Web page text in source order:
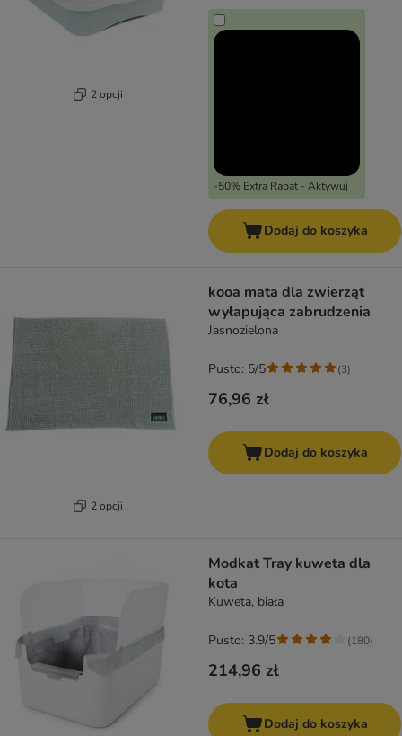
2 opcji
-50% Extra Rabat - Aktywuj
Dodaj do koszyka
2 opcji
kooa mata dla zwierząt
wyłapująca zabrudzenia
Jasnozielona
76,96 zł
Pusto: 5/5 (3)
Dodaj do koszyka
Modkat Tray kuweta dla
kota
Kuweta, biała
214,96 zł
Pusto: 3.9/5 (180)
Dodaj do koszyka